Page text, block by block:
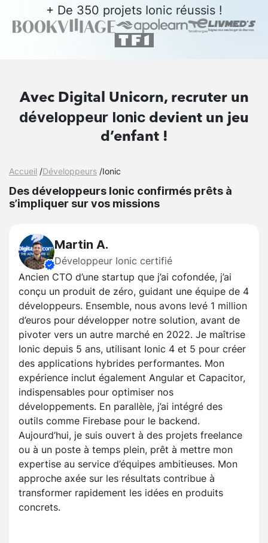
+ De 350 projets Ionic réussis !
Avec Digital Unicorn, recruter un
développeur Ionic devient un jeu
d’enfant !
Accueil /Développeurs /Ionic
Des développeurs Ionic confirmés prêts à
s’impliquer sur vos missions
Martin A.
Développeur Ionic certifié
Ancien CTO d’une startup que j’ai cofondée, j’ai
conçu un produit de zéro, guidant une équipe de 4
développeurs. Ensemble, nous avons levé 1 million
d’euros pour développer notre solution, avant de
pivoter vers un autre marché en 2022. Je maîtrise
Ionic depuis 5 ans, utilisant Ionic 4 et 5 pour créer
des applications hybrides performantes. Mon
expérience inclut également Angular et Capacitor,
indispensables pour optimiser nos
développements. En parallèle, j’ai intégré des
outils comme Firebase pour le backend.
Aujourd’hui, je suis ouvert à des projets freelance
ou à un poste à temps plein, prêt à mettre mon
expertise au service d’équipes ambitieuses. Mon
approche axée sur les résultats contribue à
transformer rapidement les idées en produits
concrets.